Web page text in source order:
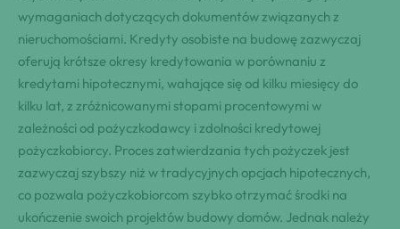
wymaganiach dotyczących dokumentów związanych z
nieruchomościami. Kredyty osobiste na budowę zazwyczaj
oferują krótsze okresy kredytowania w porównaniu z
kredytami hipotecznymi, wahające się od kilku miesięcy do
kilku lat, z zróżnicowanymi stopami procentowymi w
zależności od pożyczkodawcy i zdolności kredytowej
pożyczkobiorcy. Proces zatwierdzania tych pożyczek jest
zazwyczaj szybszy niż w tradycyjnych opcjach hipotecznych,
co pozwala pożyczkobiorcom szybko otrzymać środki na
ukończenie swoich projektów budowy domów. Jednak należy